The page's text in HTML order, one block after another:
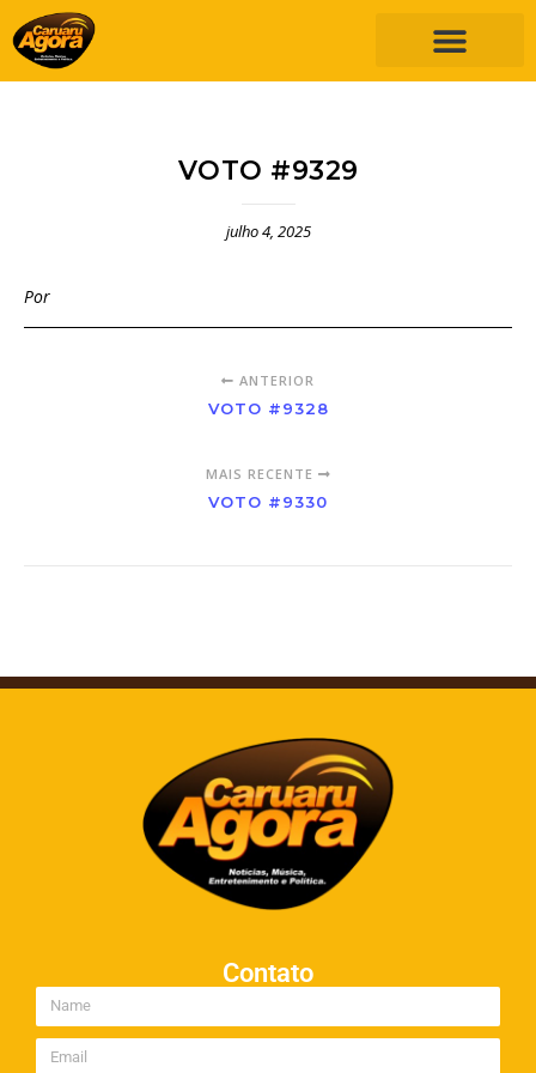
VOTO #9329
julho 4, 2025
Por
ANTERIOR
VOTO #9328
MAIS RECENTE
VOTO #9330
Contato